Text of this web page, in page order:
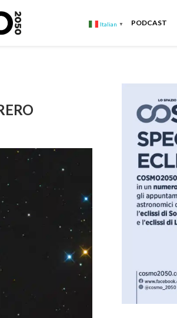
Italian ▼ PODCAST